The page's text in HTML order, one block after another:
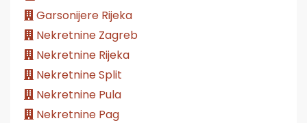
Garsonijere Rijeka
Nekretnine Zagreb
Nekretnine Rijeka
Nekretnine Split
Nekretnine Pula
Nekretnine Pag